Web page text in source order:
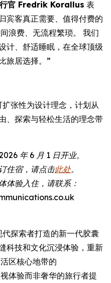
官 Fredrik Korallus 表
客真正需要、值得付费的
浪费、无流程繁琐。 我们
计、舒适睡眠，在全球顶级
旅居选择。”
张性为设计理念，计划从
、探索与轻松生活的理念带
年 6 月 1 日开业。
住宿，请点击此处。
体验入住，请联系：
探索者打造的新一代胶囊
科技和文化沉浸体验，重新
区核心地带的
体验而非奢华的旅行者提